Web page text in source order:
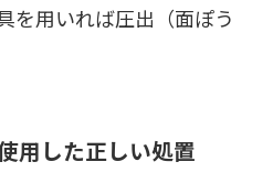
を用いれば圧出（面ぽう
用した正しい処置